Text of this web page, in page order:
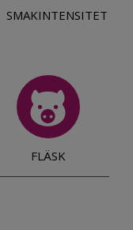
SMAKINTENSITET
FLÄSK